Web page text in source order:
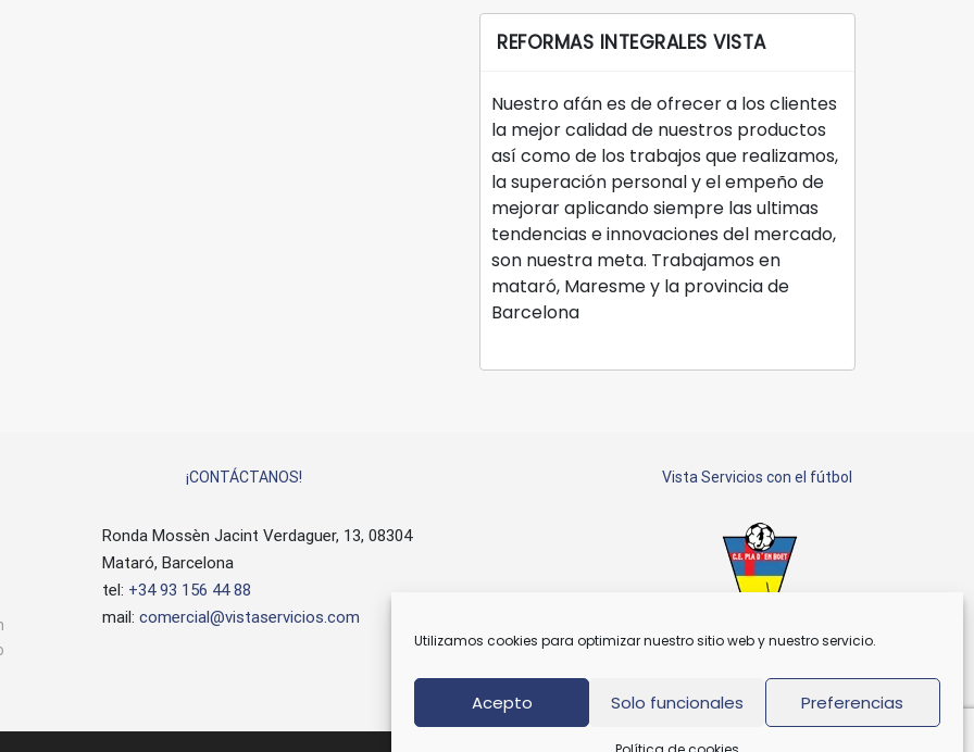
Utilizamos cookies para optimizar nuestro sitio web y nuestro servicio.
Acepto Solo funcionales Preferencias
REFORMAS INTEGRALES VISTA
Nuestro afán es de ofrecer a los clientes
la mejor calidad de nuestros productos
así como de los trabajos que realizamos,
la superación personal y el empeño de
mejorar aplicando siempre las ultimas
tendencias e innovaciones del mercado,
son nuestra meta. Trabajamos en
mataró, Maresme y la provincia de
Barcelona
¡CONTÁCTANOS!
Ronda Mossèn Jacint Verdaguer, 13, 08304
Mataró, Barcelona
tel: +34 93 156 44 88
mail: comercial@vistaservicios.com
Vista Servicios con el fútbol